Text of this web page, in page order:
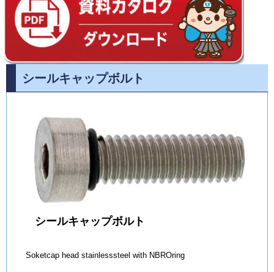
シールキャップボルト
シールキャップボルト
Soketcap head stainlesssteel with NBROring